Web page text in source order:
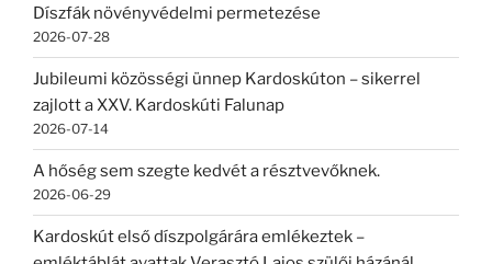
Díszfák növényvédelmi permetezése
2026-07-28
Jubileumi közösségi ünnep Kardoskúton – sikerrel
zajlott a XXV. Kardoskúti Falunap
2026-07-14
A hőség sem szegte kedvét a résztvevőknek.
2026-06-29
Kardoskút első díszpolgárára emlékeztek –